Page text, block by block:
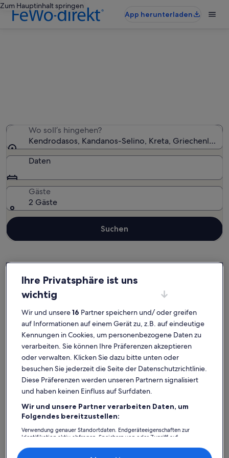
Zum Hauptinhalt springen
App herunterladen
Wo soll’s hingehen?
Kendrodasos, Kandanos-Selino, Kreta, Griechenland
Daten
Gäste
2 Gäste
Suchen
Kandanos-Selino Ferienunterkünfte nahe Kendrodasos
Kendrodasos, die einfach zum Wohlfühlen einladen. Ganz gleich, ob
du mit Freunden, Familie oder nur mit deinem Vierbeiner
unterwegs bist, in Ferienunterkünften findest du die Ausstattung,
die du für einen gelungenen Urlaub mit deinen Lieben brauchst.
Darunter zum Beispiel Parkmöglichkeiten und ein Kamin. Und auch
wenn du Optionen zur Barrierefreiheit oder bezüglich der
Rauchpräferenzen suchst, wirst du das finden, was dir vorschwebt.
Finde Unterkünfte ganz nach deinem
Geschmack
Suche nach FerienhäusernSuche nach Ferienwohnungen oder
Suche nach
Ihre Privatsphäre ist uns
wichtig
Wir und unsere16 Partner speichern und/ oder greifen
auf Informationen auf einem Gerät zu, z.B. auf eindeutige
Kennungen in Cookies, um personenbezogene Daten zu
verarbeiten. Sie können Ihre Präferenzen akzeptieren
oder verwalten. Klicken Sie dazu bitte unten oder
besuchen Sie jederzeit die Seite der Datenschutzrichtlinie.
Diese Präferenzen werden unseren Partnern signalisiert
und haben keinen Einfluss auf Surfdaten.
Wir und unsere Partner verarbeiten Daten, um
Folgendes bereitzustellen:
Verwendung genauer Standortdaten. Endgeräteeigenschaften zur
Identifikation aktiv abfragen. Speichern von oder Zugriff auf
Inhalte, Messung von Werbeleistung und der Performance von Inhalten,